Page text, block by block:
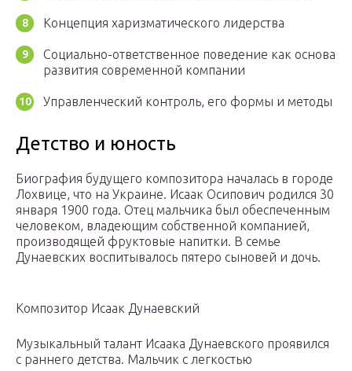
Концепция харизматического лидерства
Социально-ответственное поведение как основа
развития современной компании
Управленческий контроль, его формы и методы
Детство и юность
Биография будущего композитора началась в городе
Лохвице, что на Украине. Исаак Осипович родился 30
января 1900 года. Отец мальчика был обеспеченным
человеком, владеющим собственной компанией,
производящей фруктовые напитки. В семье
Дунаевских воспитывалось пятеро сыновей и дочь.
Композитор Исаак Дунаевский
Музыкальный талант Исаака Дунаевского проявился
с раннего детства. Мальчик с легкостью